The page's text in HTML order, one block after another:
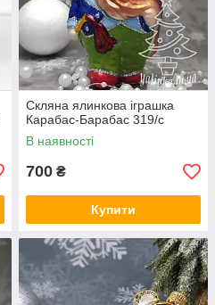
Скляна ялинкова іграшка
Карабас-Барабас 319/с
В наявності
700 ₴
Купити